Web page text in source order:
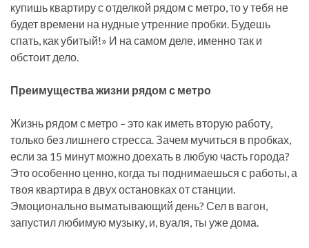
купишь квартиру с отделкой рядом с метро, то у тебя не
будет времени на нудные утренние пробки. Будешь
спать, как убитый!» И на самом деле, именно так и
обстоит дело.
Преимущества жизни рядом с метро
Жизнь рядом с метро – это как иметь вторую работу,
только без лишнего стресса. Зачем мучиться в пробках,
если за 15 минут можно доехать в любую часть города?
Это особенно ценно, когда ты поднимаешься с работы, а
твоя квартира в двух остановках от станции.
Эмоционально выматывающий день? Сел в вагон,
запустил любимую музыку, и, вуаля, ты уже дома.